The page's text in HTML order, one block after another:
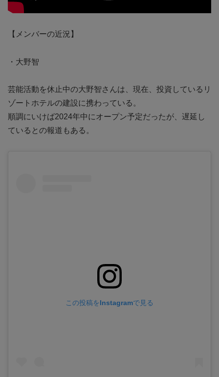
【メンバーの近況】
・大野智
芸能活動を休止中の大野智さんは、現在、投資しているリ
ゾートホテルの建設に携わっている。
順調にいけば2024年中にオープン予定だったが、遅延し
ているとの報道もある。
この投稿をInstagramで見る